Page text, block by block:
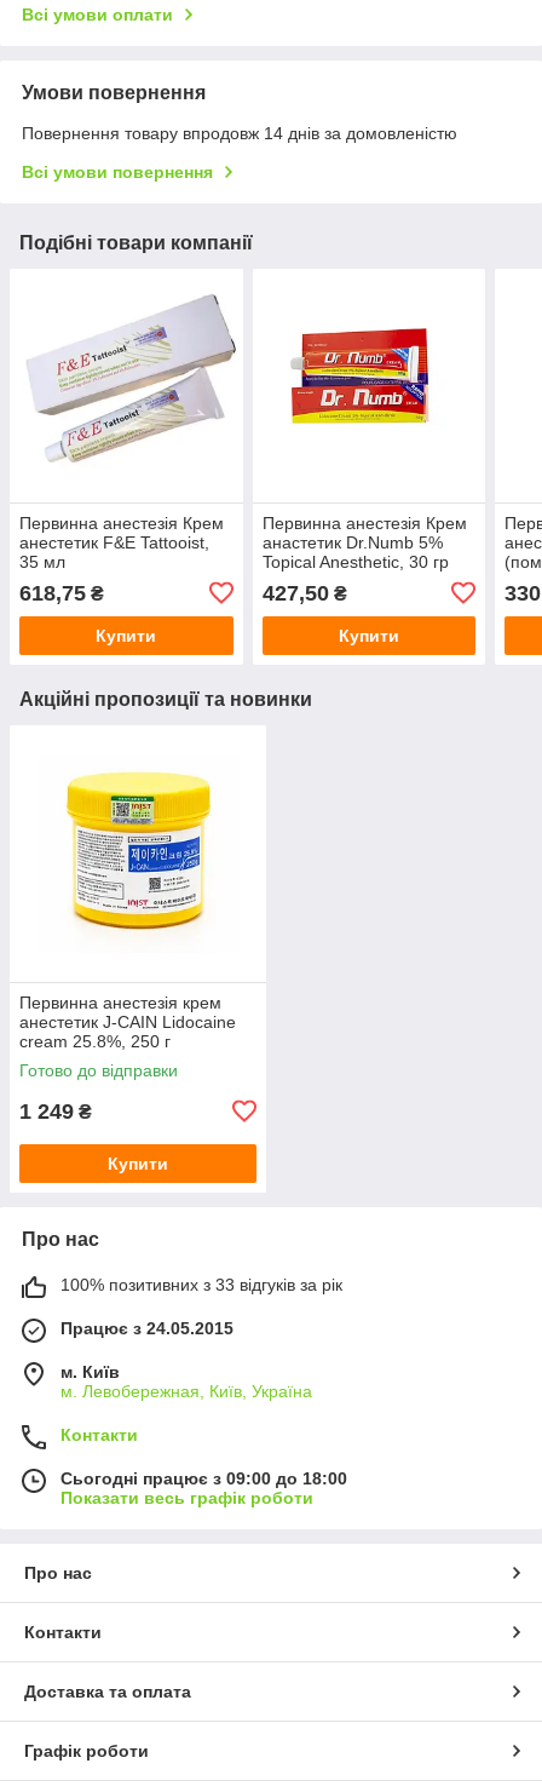
Всі умови оплати
Умови повернення
Повернення товару впродовж 14 днів за домовленістю
Всі умови повернення
Подібні товари компанії
Первинна анестезія Крем
анестетик F&E Tattooist,
35 мл
618,75 ₴
Купити
Первинна анестезія Крем
анастетик Dr.Numb 5%
Topical Anesthetic, 30 гр
427,50₴
Купити
330
Акційні пропозиції та новинки
Первинна анестезія крем
анестетик J-CAIN Lidocaine
cream 25.8%, 250 г
Готово до відправки
1 249 ₴
Купити
Про нас
100% позитивних з 33 відгуків за рік
Працює з 24.05.2015
м. Київ
м. Левобережная, Київ, Україна
Контакти
Сьогодні працює з 09:00 до 18:00
Показати весь графік роботи
Про нас
Контакти
Доставка та оплата
Графік роботи